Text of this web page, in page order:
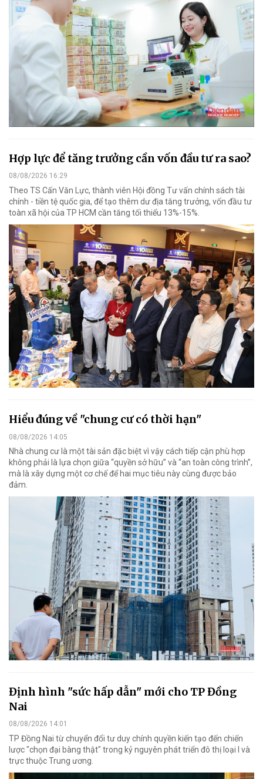
Hợp lực để tăng trưởng cần vốn đầu tư ra sao?
08/08/2026 16:29
Theo TS Cấn Văn Lực, thành viên Hội đồng Tư vấn chính sách tài
chính - tiền tệ quốc gia, để tạo thêm dư địa tăng trưởng, vốn đầu tư
toàn xã hội của TP HCM cần tăng tối thiểu 13%-15%.
Hiểu đúng về "chung cư có thời hạn"
08/08/2026 14:05
Nhà chung cư là một tài sản đặc biệt vì vậy cách tiếp cận phù hợp
không phải là lựa chọn giữa “quyền sở hữu” và “an toàn công trình”,
mà là xây dựng một cơ chế để hai mục tiêu này cùng được bảo
đảm.
Định hình "sức hấp dẫn" mới cho TP Đồng
Nai
08/08/2026 14:01
TP Đồng Nai từ chuyển đổi tư duy chính quyền kiến tạo đến chiến
lược "chọn đại bàng thật" trong kỷ nguyên phát triển đô thị loại I và
trực thuộc Trung ương.